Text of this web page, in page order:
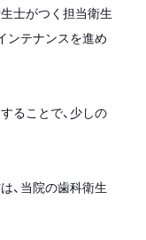
士がつく担当衛生
ンテナンスを進め
ることで、少しの
、当院の歯科衛生